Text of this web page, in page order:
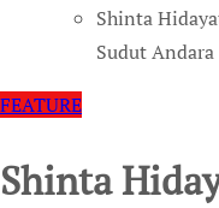
Shinta
Sudut Andara
FEATURE
Shinta